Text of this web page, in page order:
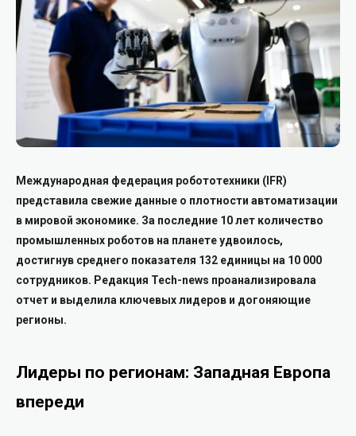
Международная федерация робототехники (IFR)
представила свежие данные о плотности автоматизации
в мировой экономике. За последние 10 лет количество
промышленных роботов на планете удвоилось,
достигнув среднего показателя 132 единицы на 10 000
сотрудников. Редакция Tech-news проанализировала
отчет и выделила ключевых лидеров и догоняющие
регионы.
Лидеры по регионам: Западная Европа
впереди